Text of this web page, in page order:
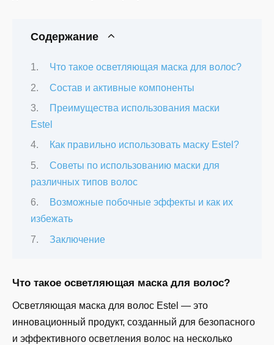
Содержание
Что такое осветляющая маска для волос?
Состав и активные компоненты
Преимущества использования маски
Estel
Как правильно использовать маску Estel?
Советы по использованию маски для
различных типов волос
Возможные побочные эффекты и как их
избежать
Заключение
Что такое осветляющая маска для волос?
Осветляющая маска для волос Estel — это
инновационный продукт, созданный для безопасного
и эффективного осветления волос на несколько